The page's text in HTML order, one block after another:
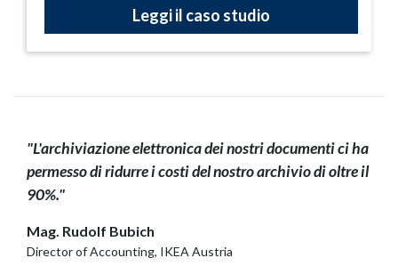
Leggi il caso studio
"L'archiviazione elettronica dei nostri documenti ci ha
permesso di ridurre i costi del nostro archivio di oltre il
90%."
Mag. Rudolf Bubich
Director of Accounting, IKEA Austria